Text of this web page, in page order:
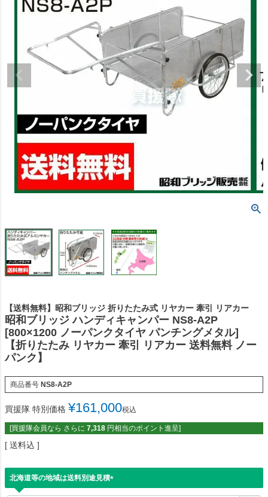
【送料無料】昭和ブリッジ 折りたたみ式 リヤカー 牽引 リアカー
昭和ブリッジ ハンディキャンパー NS8-A2P
[800×1200 ノーパンクタイヤ パンチングメタル]
【折りたたみ リヤカー 牽引 リアカー 送料無料 ノー
パンク】
商品番号 NS8-A2P
買援隊 特別価格 ¥161,000税込
[買援隊会員なら さらに 7,318 円相当のポイント進呈]
送料込
北海道等の地域は送料別途見積